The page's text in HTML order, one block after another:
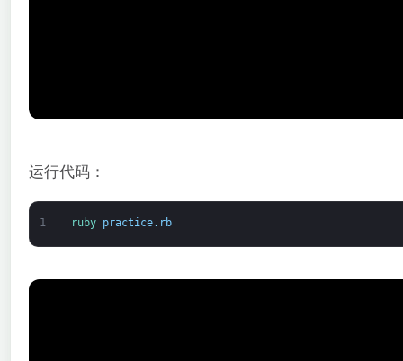
运行代码：
1 ruby practice. rb